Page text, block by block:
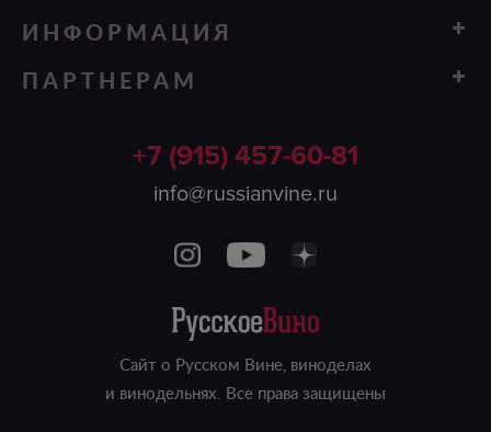
Вино
Винные сеты
Подписка на вино
Именное вино
ИНФОРМАЦИЯ
Регионы виноделия
Винодельни
Пользовательское соглашение
ПАРТНЕРАМ
+7 (915) 457-60-81
info@russianvine.ru
Сайт о Русском Вине, виноделах
и винодельнях. Все права защищены